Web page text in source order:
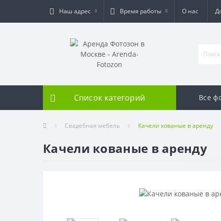
Наш адрес Время работы О нас
Список категорий Все
Свадебная мебель Качели кованые в аренду
Качели кованые в аренду